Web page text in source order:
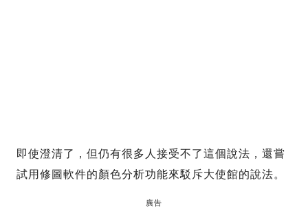
即使澄清了，但仍有很多人接受不了這個說法，還嘗
試用修圖軟件的顏色分析功能來駁斥大使館的說法。
廣告